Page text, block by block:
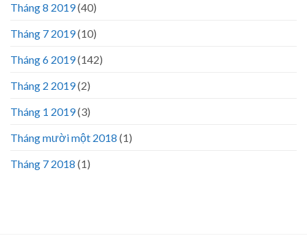
Tháng 8 2019(40)
Tháng 7 2019(10)
Tháng 6 2019(142)
Tháng 2 2019(2)
Tháng 1 2019(3)
Tháng mười một 2018 (1)
Tháng 7 2018 (1)